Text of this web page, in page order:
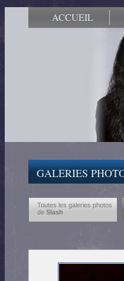
ACCUEIL
GALERIES
Toutes les galeries photos
de Slash